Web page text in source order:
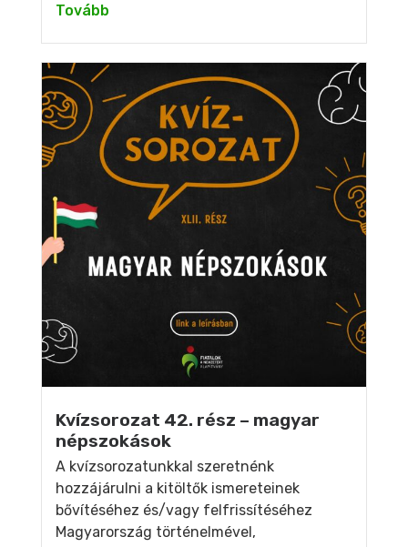
Tovább
Kvízsorozat 42. rész – magyar
népszokások
A kvízsorozatunkkal szeretnénk
hozzájárulni a kitöltők ismereteinek
bővítéséhez és/vagy felfrissítéséhez
Magyarország történelmével,